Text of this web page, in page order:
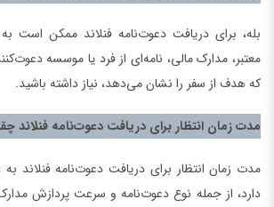
بله، برای دریافت دعوت‌نامه فنلاند ممکن است
معتبر، مدارک مالی، نامه‌ای از فرد یا موسسه
که هدف از سفر را نشان می‌دهد، نیاز داشته باشید.
مدت زمان انتظار برای دریافت دعوت‌نامه فنلاند
مدت زمان انتظار برای دریافت دعوت‌نامه فنلاند
دارد، از جمله نوع دعوت‌نامه و سرعت پردازش